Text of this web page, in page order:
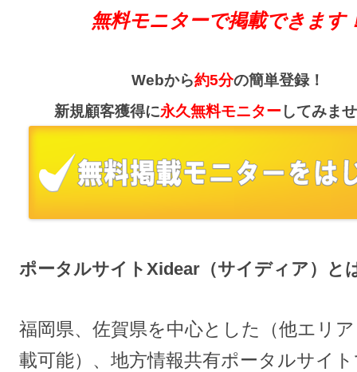
無料モニターで掲載できます
Webから約5分の簡単登録！
新規顧客獲得に永久無料モニター してみま
ポータルサイトXidear（サイディア）と
福岡県、佐賀県を中心とした（他エリ
載可能）、地方情報共有ポータルサイ